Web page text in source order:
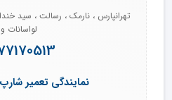
تهرانپارس ، نارمک ، رسالت ، سید
لواسانات
نمایندگی تعمیر